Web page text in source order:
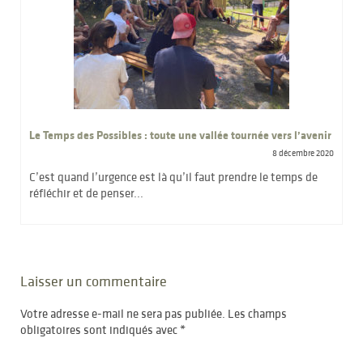
Le Temps des Possibles : toute une vallée tournée vers l’avenir
8 décembre 2020
C’est quand l’urgence est là qu’il faut prendre le temps de
réfléchir et de penser...
Laisser un commentaire
Votre adresse e-mail ne sera pas publiée. Les champs
obligatoires sont indiqués avec*